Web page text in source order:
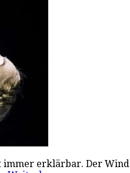
erklärbar. Der